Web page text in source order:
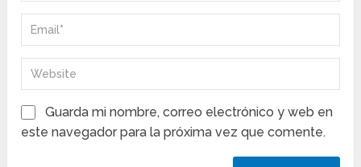
Guarda mi nombre, correo electrónico y web en
este navegador para la próxima vez que comente.